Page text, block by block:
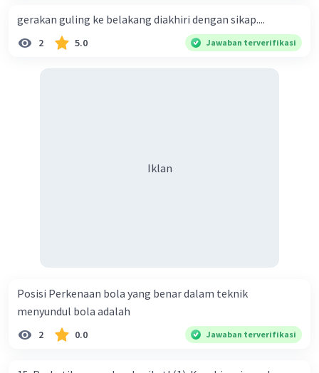
gerakan guling ke belakang diakhiri dengan sikap....
2 5.0 Jawaban terverifikasi
Iklan
Posisi Perkenaan bola yang benar dalam teknik
menyundul bola adalah​
2 0.0 Jawaban terverifikasi